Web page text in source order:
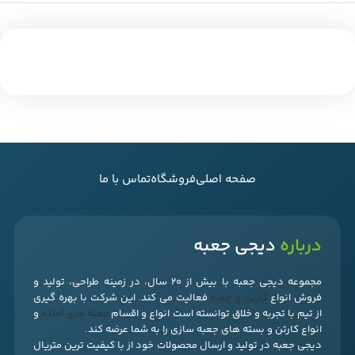
صفحه اصلیفروشگاهتماس با ما
درباره دیجی جعبه
مجموعه دیجی جعبه با بیش از 20 سال، در زمینه طراحی، تولید و
فروش انواع کارتن و جعبه فعالیت می کند. این شرکت با بهره گیری
از تیم با تجربه و خلاق توانسته است انواع و اقسام جعبه های آماده و
انواع کارتن و بسته های جعبه سازی را به شما عرضه کند.
دیجی جعبه در تولید و ارسال محصولات خود از با کیفیت ترین متریال